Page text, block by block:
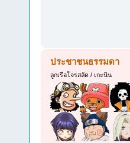
ประชาชนธรรมดา
ลูกเรือโจรสลัด / เกะนิน